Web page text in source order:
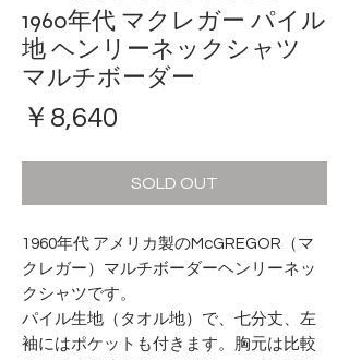
1960年代 マクレガー パイル
地 ヘンリーネックシャツ
マルチボーダー
￥8,640
SOLD OUT
1960年代 アメリカ製のMcGREGOR（マ
クレガー）マルチボーダーヘンリーネッ
クシャツです。
パイル生地（タオル地）で、七分丈、左
袖にはポケットも付きます。胸元は比較